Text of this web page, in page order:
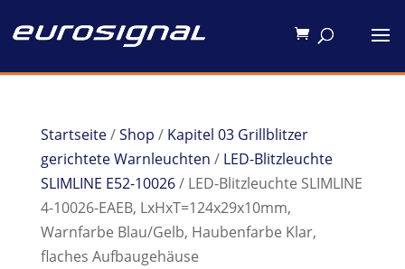
Startseite/Shop / Kapitel 03 Grillblitzer
gerichtete Warnleuchten / LED-Blitzleuchte
SLIMLINE E52-10026/ LED-Blitzleuchte SLIMLINE
4-10026-EAEB, LxHxT=124x29x10mm,
Warnfarbe Blau/Gelb, Haubenfarbe Klar,
flaches Aufbaugehäuse